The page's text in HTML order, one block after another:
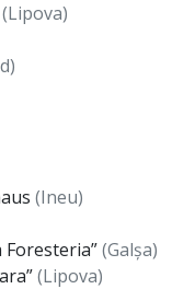
(Lipova)
(Ineu)
(Galșa)
(Lipova)